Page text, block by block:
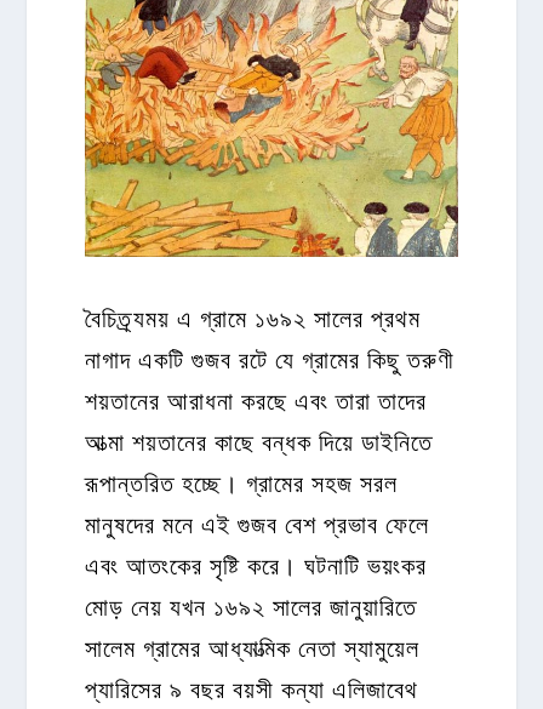
বৈচিত্র্যময় এ গ্রামে ১৬৯২ সালের প্রথম
নাগাদ একটি গুজব রটে যে গ্রামের কিছু তরুণী
শয়তানের আরাধনা করছে এবং তারা তাদের
আত্মা শয়তানের কাছে বন্ধক দিয়ে ডাইনিতে
রূপান্তরিত হচ্ছে। গ্রামের সহজ সরল
মানুষদের মনে এই গুজব বেশ প্রভাব ফেলে
এবং আতংকের সৃষ্টি করে। ঘটনাটি ভয়ংকর
মোড় নেয় যখন ১৬৯২ সালের জানুয়ারিতে
সালেম গ্রামের আধ্যাত্মিক নেতা স্যামুয়েল
প্যারিসের ৯ বছর বয়সী কন্যা এলিজাবেথ